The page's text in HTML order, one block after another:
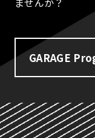
GARAGE